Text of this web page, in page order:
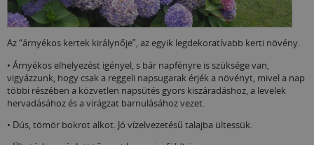
Az “árnyékos kertek királynője”, az egyik legdekoratívabb kerti növény.
• Árnyékos elhelyezést igényel, s bár napfényre is szüksége van,
vigyázzunk, hogy csak a reggeli napsugarak érjék a növényt, mivel a nap
többi részében a közvetlen napsütés gyors kiszáradáshoz, a levelek
hervadásához és a virágzat barnulásához vezet.
• Dús, tömör bokrot alkot. Jó vízelvezetésű talajba ültessük.